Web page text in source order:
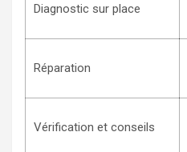
Diagnostic sur place
Réparation
Vérification et conseils